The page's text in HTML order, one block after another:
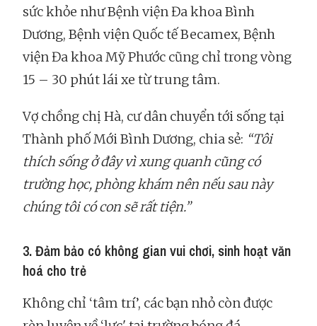
sức khỏe như Bệnh viện Đa khoa Bình
Dương, Bệnh viện Quốc tế Becamex, Bệnh
viện Đa khoa Mỹ Phước cũng chỉ trong vòng
15 – 30 phút lái xe từ trung tâm.
Vợ chồng chị Hà, cư dân chuyển tới sống tại
Thành phố Mới Bình Dương, chia sẻ: “Tôi
thích sống ở đây vì xung quanh cũng có
trường học, phòng khám nên nếu sau này
chúng tôi có con sẽ rất tiện.”
3. Đảm bảo có không gian vui chơi, sinh hoạt văn
hoá cho trẻ
Không chỉ ‘tâm trí’, các bạn nhỏ còn được